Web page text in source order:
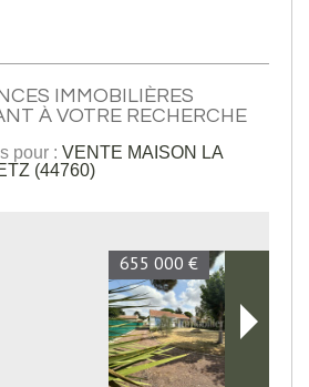
IMMOBILIÈRES
À VOTRE RECHERCHE
pour : VENTE MAISON LA
(44760)